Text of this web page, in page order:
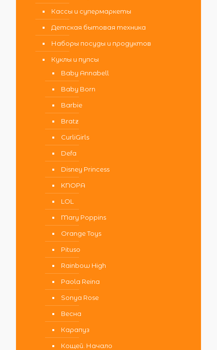
Кассы и супермаркеты
Детская бытовая техника
Наборы посуды и продуктов
Куклы и пупсы
Baby Annabell
Baby Born
Barbie
Bratz
CurliGirls
Defa
Disney Princess
KNOPA
LOL
Mary Poppins
Orange Toys
Pituso
Rainbow High
Paola Reina
Sonya Rose
Весна
Карапуз
Кощей. Начало